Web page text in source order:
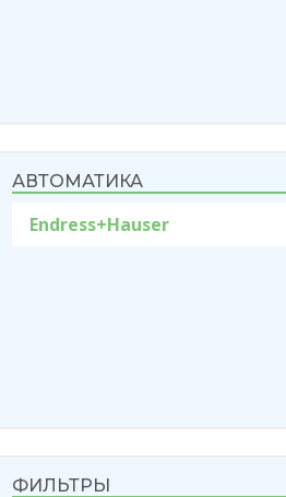
АВТОМАТИКА
Endress+Hauser
ФИЛЬТРЫ